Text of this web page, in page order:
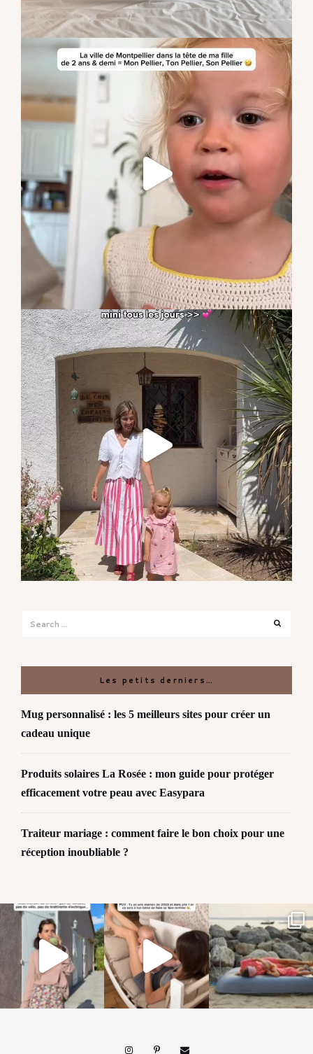
for:
Les petits derniers…
Mug personnalisé : les 5 meilleurs sites pour créer un
cadeau unique
Produits solaires La Rosée : mon guide pour protéger
efficacement votre peau avec Easypara
Traiteur mariage : comment faire le bon choix pour une
réception inoubliable ?